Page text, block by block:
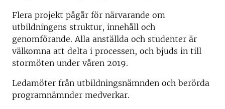
Flera projekt pågår för närvarande om
utbildningens struktur, innehåll och
genomförande. Alla anställda och studenter är
välkomna att delta i processen, och bjuds in till
stormöten under våren 2019.
Ledamöter från utbildningsnämnden och berörda
programnämnder medverkar.